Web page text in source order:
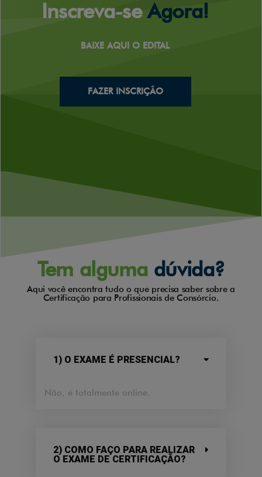
Inscreva-seAgora!
BAIXE AQUI O EDITAL
FAZER INSCRIÇÃO
Tem alguma dúvida?
Aqui você encontra tudo o que precisa saber sobre a
Certificação para Profissionais de Consórcio.
1) O EXAME É PRESENCIAL?
Não, é totalmente online.
2) COMO FAÇO PARA REALIZAR
O EXAME DE CERTIFICAÇÃO?